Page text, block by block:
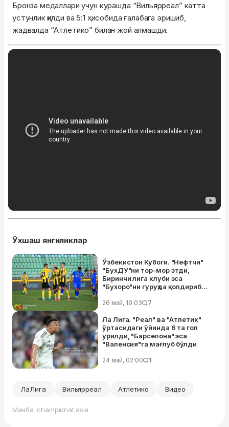
Бронза медаллари учун курашда “Вильярреал” катта
устунлик қилди ва 5:1 ҳисобида ғалабага эришиб,
жадвалда “Атлетико” билан жой алмашди.
Ўхшаш янгиликлар
Ўзбекистон Кубоги. "Нефтчи"
"БухДУ"ни тор-мор этди,
Биринчи лига клуби эса
"Бухоро"ни гуруҳда қолдириб
26 май, 19:03 7
Ла Лига. "Реал" ва "Атлетик"
ўртасидаги ўйинда 6 та гол
урилди, "Барселона" эса
"Валенсия"га мағлуб бўлди
24 май, 02:00 1
ЛаЛига Вильярреал Атлетико Видео
Манба: championat.asia